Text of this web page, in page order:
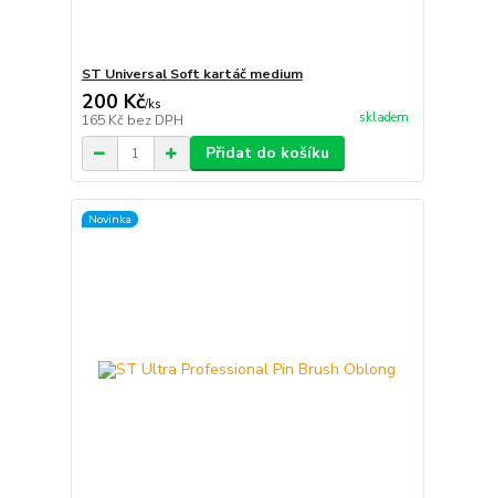
ST Universal Soft kartáč medium
200 Kč/ks
165 Kč bez DPH skladem
Přidat do košíku
Novinka